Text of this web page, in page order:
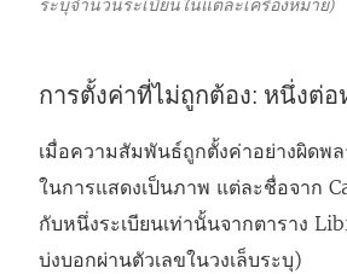
ระบุจำนวนระเบียนในแต่ละเครื่องหมาย)
การตั้งค่าที่ไม่ถูกต้อง: หนึ่งต่อ
เมื่อความสัมพันธ์ถูกตั้งค่าอย่างผิดพ
ในการแสดงเป็นภาพ แต่ละชื่อจาก
กับหนึ่งระเบียนเท่านั้นจากตาราง
บ่งบอกผ่านตัวเลขในวงเล็บระบุ)